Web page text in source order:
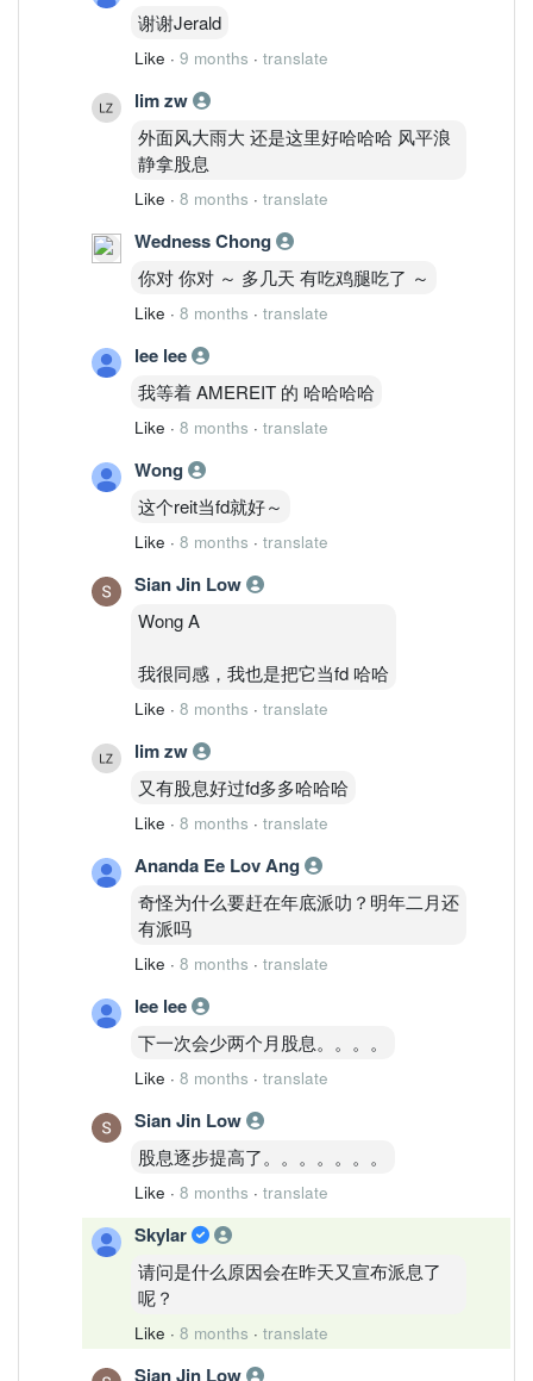
谢谢Jerald
Like · 9 months · translate
lim zw
外面风大雨大 还是这里好哈哈哈 风平浪
静拿股息
Like · 8 months · translate
Wedness Chong
你对 你对 ～ 多几天 有吃鸡腿吃了 ～
Like · 8 months · translate
lee lee
我等着 AMEREIT 的 哈哈哈哈
Like · 8 months · translate
Wong
这个reit当fd就好～
Like · 8 months · translate
Sian Jin Low
Wong A
我很同感，我也是把它当fd 哈哈
Like · 8 months · translate
lim zw
又有股息好过fd多多哈哈哈
Like · 8 months · translate
Ananda Ee Lov Ang
奇怪为什么要赶在年底派叻？明年二月还
有派吗
Like · 8 months · translate
lee lee
下一次会少两个月股息。。。。
Like · 8 months · translate
Sian Jin Low
股息逐步提高了。。。。。。。
Like · 8 months · translate
Skylar
请问是什么原因会在昨天又宣布派息了
呢？
Like · 8 months · translate
Sian Jin Low